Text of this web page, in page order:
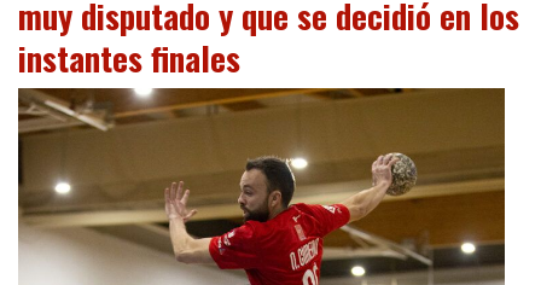
muy disputado y que se decidió en los
instantes finales